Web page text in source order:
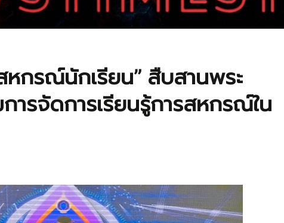
กรณ์นักเรียน” สืบสานพระ
ารจัดการเรียนรู้การสหกรณ์ใน